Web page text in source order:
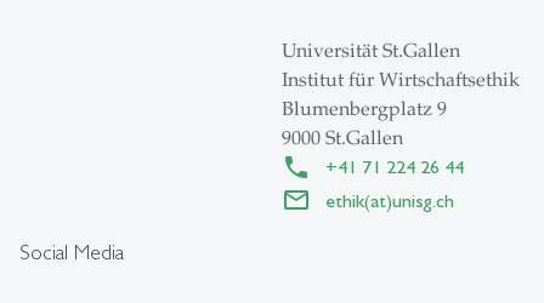
Social Media
Universität St.Gallen
Institut für Wirtschaftsethik
Blumenbergplatz 9
9000 St.Gallen
+41 71 224 26 44
ethik(at)unisg.ch